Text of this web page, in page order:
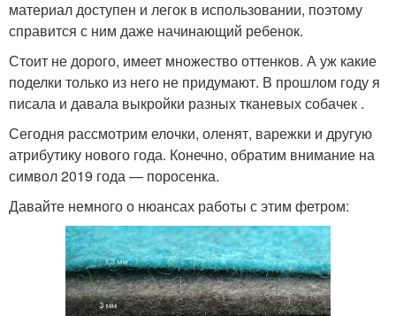
материал доступен и легок в использовании, поэтому
справится с ним даже начинающий ребенок.
Стоит не дорого, имеет множество оттенков. А уж какие
поделки только из него не придумают. В прошлом году я
писала и давала выкройки разных тканевых собачек .
Сегодня рассмотрим елочки, оленят, варежки и другую
атрибутику нового года. Конечно, обратим внимание на
символ 2019 года — поросенка.
Давайте немного о нюансах работы с этим фетром: